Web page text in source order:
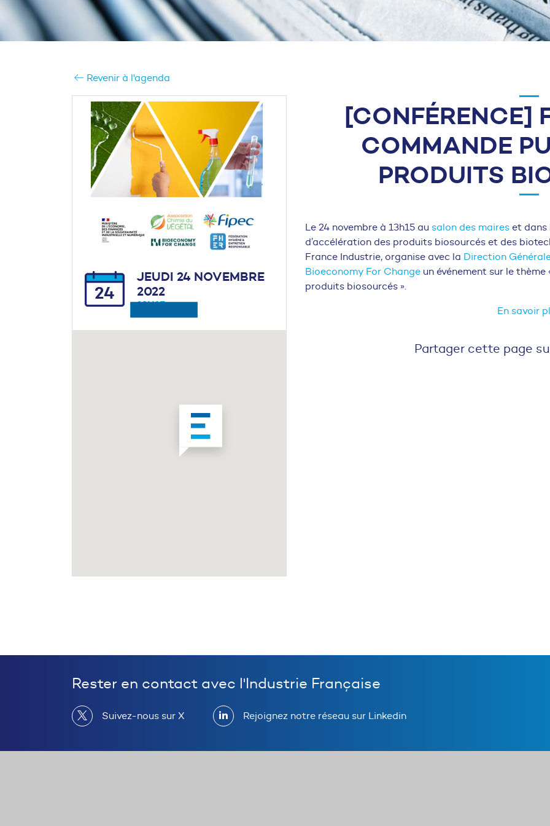
Revenir à l'agenda
[CONFÉRENCE]
COMMANDE
PRODUITS
Le 24 novembre à 13h15 au salon des maires et dans
d’accélération des produits biosourcés et des
France Industrie, organise avec la Direction
Bioeconomy For Change un événement sur le
produits biosourcés ».
En savoir
Partager cette page
24
JEUDI 24 NOVEMBRE
2022
13H15
Rester en contact avec l'Industrie Française
Suivez-nous sur X Rejoignez notre réseau sur Linkedin